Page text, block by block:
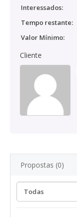
Interessados:
Tempo restante:
Valor Mínimo:
Cliente
Propostas (0)